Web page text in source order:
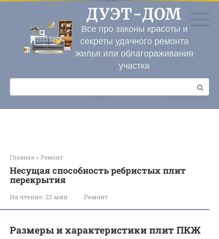
Перейти
контенту
ДУЭТ-ДОМ
Все про законы красоты и
секреты удачного ремонта
жилья или облагораживания
участка
Поиск:
Главная » Ремонт
Несущая способность ребристых плит
перекрытия
На чтение: 23 мин Ремонт
Размеры и характеристики плит ПКЖ